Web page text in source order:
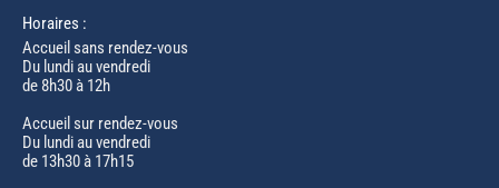
Horaires :
Accueil sans rendez-vous
Du lundi au vendredi
de 8h30 à 12h
Accueil sur rendez-vous
Du lundi au vendredi
de 13h30 à 17h15